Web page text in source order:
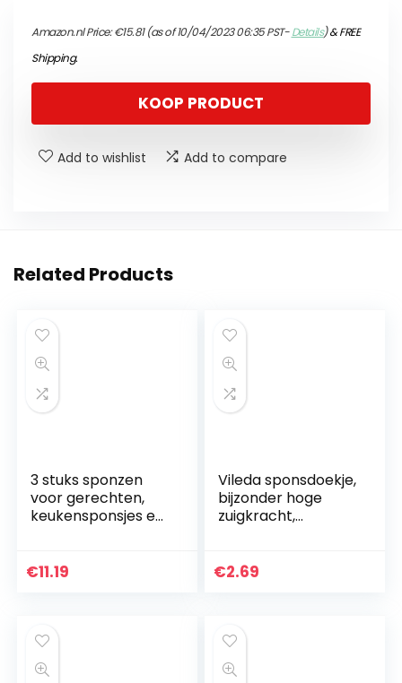
Amazon.nl Price:€15.81(as of 10/04/2023 06:35 PST-Details)&FREE
Shipping.
KOOP PRODUCT
Add to wishlist Add to compare
Related Products
3 stuks sponzen
voor gerechten,
keukensponsjes en
Huisreinigingsbeno
€11.19
Vileda sponsdoekje,
bijzonder hoge
zuigkracht,
(diverse kleuren)
€2.69